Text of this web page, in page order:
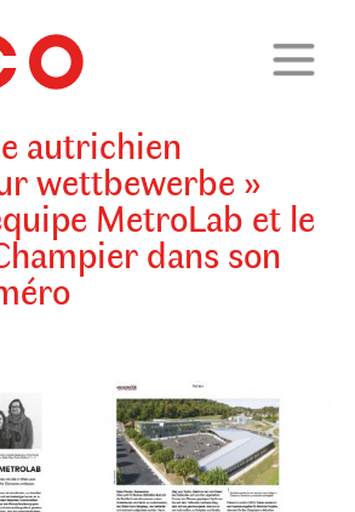
autrichien
wettbewerbe »
MetroLab et le
dans son